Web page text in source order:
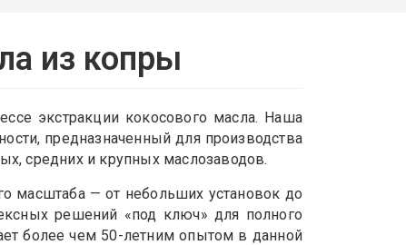
из копры
экстракции кокосового масла. Наша
предназначенный для производства
средних и крупных маслозаводов.
масштаба — от небольших установок до
решений «под ключ» для полного
более чем 50-летним опытом в данной